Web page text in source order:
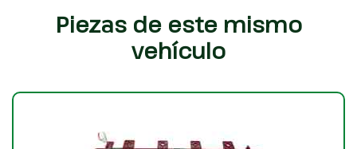
Piezas de este mismo
vehículo